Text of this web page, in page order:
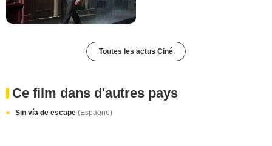
Toutes les actus Ciné
Ce film dans d'autres pays
Sin vía de escape (Espagne)